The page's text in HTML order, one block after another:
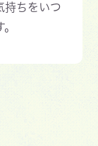
持ちをいつ